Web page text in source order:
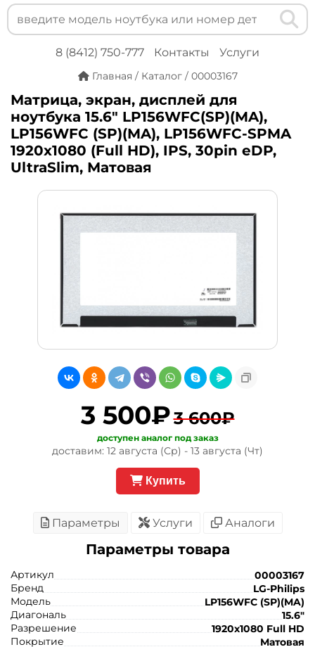
8 (8412) 750-777 Контакты Услуги
Главная / Каталог / 00003167
Матрица, экран, дисплей для
ноутбука 15.6" LP156WFC(SP)(MA),
LP156WFC (SP)(MA), LP156WFC-SPMA
1920x1080 (Full HD), IPS, 30pin eDP,
UltraSlim, Матовая
3 500₽3 600₽
доступен аналог под заказ
доставим: 12 августа (Ср) - 13 августа (Чт)
Купить
Параметры Услуги Аналоги
Параметры товара
Артикул
00003167
Бренд
LG-Philips
Модель
LP156WFC (SP)(MA)
Диагональ
15.6"
Разрешение
1920x1080 Full HD
Покрытие
Матовая